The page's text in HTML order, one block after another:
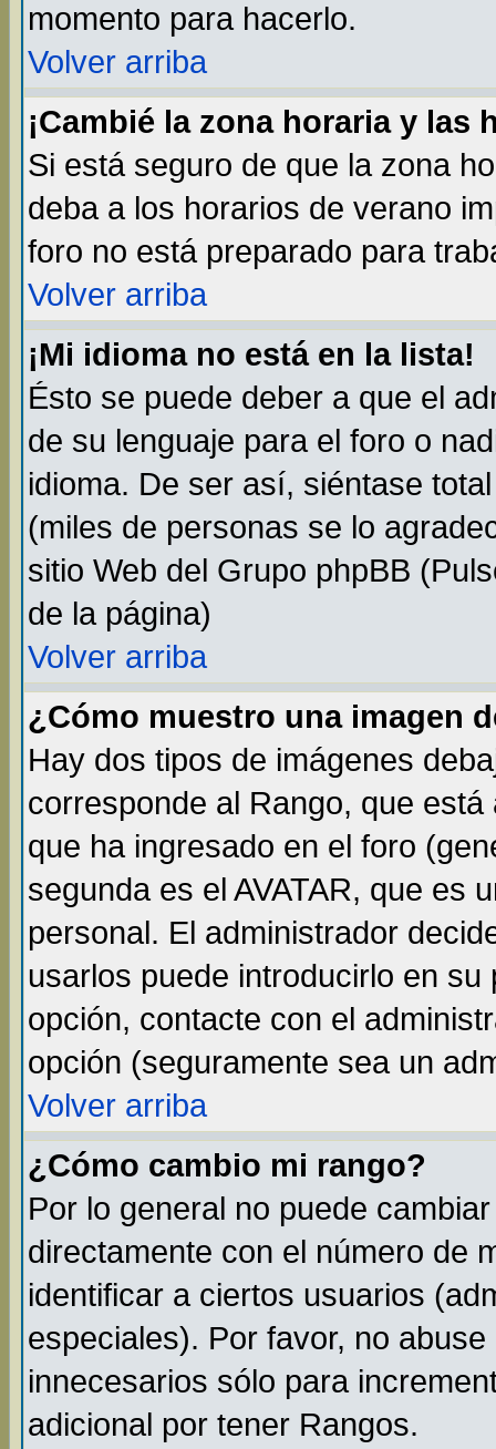
momento para hacerlo.
Volver arriba
¡Cambié la zona horaria y
Si está seguro de que la zona
deba a los horarios de verano
foro no está preparado para
Volver arriba
¡Mi idioma no está en la lista!
Ésto se puede deber a que el
de su lenguaje para el foro o
idioma. De ser así, siéntase
(miles de personas se lo
sitio Web del Grupo phpBB
de la página)
Volver arriba
¿Cómo muestro una imagen
Hay dos tipos de imágenes
corresponde al Rango, que
que ha ingresado en el foro
segunda es el AVATAR, que es
personal. El administrador
usarlos puede introducirlo en
opción, contacte con el
opción (seguramente sea un
Volver arriba
¿Cómo cambio mi rango?
Por lo general no puede
directamente con el número de
identificar a ciertos usuarios
especiales). Por favor, no
innecesarios sólo para
adicional por tener Rangos.